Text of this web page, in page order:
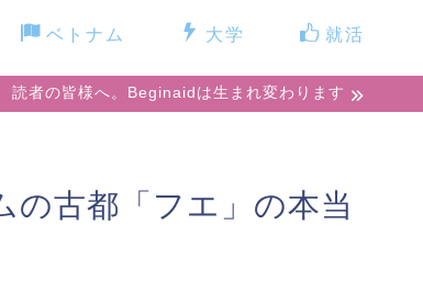
ベトナム 大学 就活
読者の皆様へ。Beginaidは生まれ変わります
の古都「フエ」の本当